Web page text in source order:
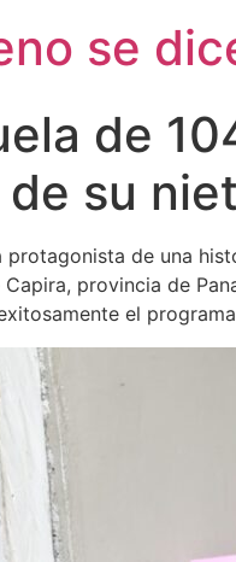
se
de
su
protagonista de una
provincia de
el